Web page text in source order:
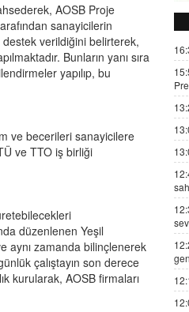
AOSB Proje
sanayicilerin
verildiğini belirterek,
Bunların yanı sıra
yapılıp, bu
ve becerileri sanayicilere
ve TTO iş birliği
düzenlenen Yeşil
aynı zamanda bilinçlenerek
çalıştayın son derece
kurularak, AOSB firmaları